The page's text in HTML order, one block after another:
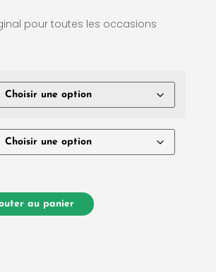
pour toutes les occasions
au panier